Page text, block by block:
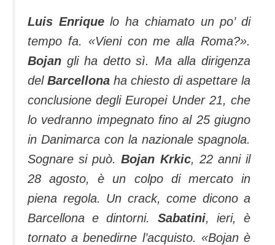
Luis Enriquelo ha chiamato un po’ di
tempo fa. «Vieni con me alla Roma?».
Bojan gli ha detto sì. Ma alla dirigenza
del Barcellona ha chiesto di aspettare la
conclusione degli Europei Under 21, che
lo vedranno impegnato fino al 25 giugno
in Danimarca con la nazionale spagnola.
Sognare si può. Bojan Krkic, 22 anni il
28 agosto, è un colpo di mercato in
piena regola. Un crack, come dicono a
Barcellona e dintorni. Sabatini, ieri, è
tornato a benedirne l’acquisto. «Bojan è